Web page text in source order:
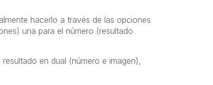
hacerlo a través de las opciones
una para el número (resultado
en dual (número e imagen),